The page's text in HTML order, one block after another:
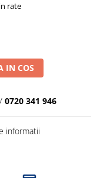
rate
IN COS
/ 0720 341 946
informatii